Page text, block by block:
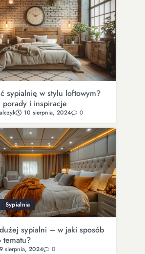
sypialnię w stylu loftowym?
porady i inspiracje
10 sierpnia, 2024 0
Sypialnia
sypialni – w jaki sposób
tematu?
9 sierpnia, 2024 0